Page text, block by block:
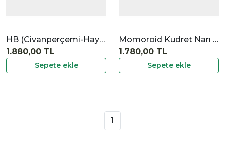
HB (Civanperçemi-Hayıt Tohumu-Biberiye) Ekstraktı
Sepete ekle
1.880,00 TL
Momoroid Kudret Narı Ekstraktı
Sepete ekle
1.780,00 TL
1